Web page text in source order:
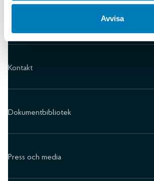
Avvisa
Kontakt
Dokumentbibliotek
Press och media